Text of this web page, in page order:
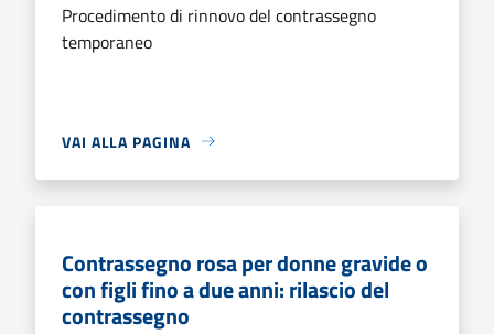
Procedimento di rinnovo del contrassegno
temporaneo
VAI ALLA PAGINA
Contrassegno rosa per donne gravide o
con figli fino a due anni: rilascio del
contrassegno